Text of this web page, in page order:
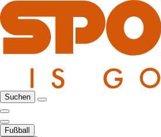
Suchen
Fußball